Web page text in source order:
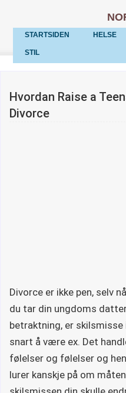
STARTSIDEN HELSE
STIL
Hvordan Raise a
Divorce
Divorce er ikke pen, selv
du tar din ungdoms
betraktning, er skilsmisse
snart å være ex. Det
følelser og følelser og
lurer kanskje på om